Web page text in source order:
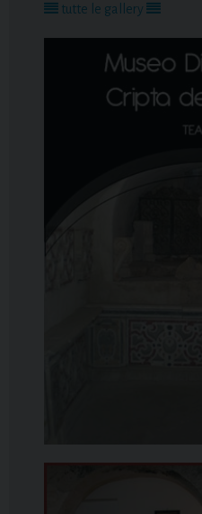
tutte le gallery